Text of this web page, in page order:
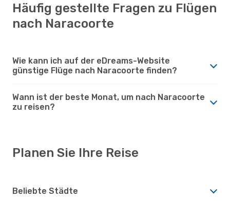
Häufig gestellte Fragen zu Flügen
nach Naracoorte
Wie kann ich auf der eDreams-Website
günstige Flüge nach Naracoorte finden?
Wann ist der beste Monat, um nach Naracoorte
zu reisen?
Planen Sie Ihre Reise
Beliebte Städte